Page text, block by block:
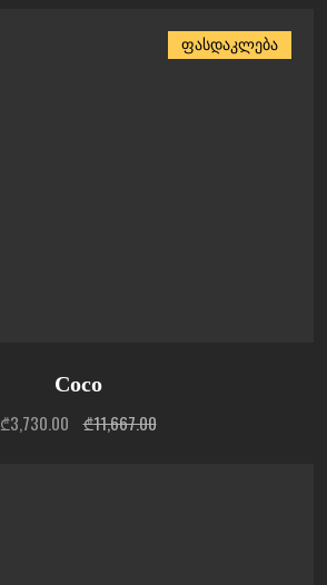
ფასდაკლება
Coco
₾3,730.00 ₾11,667.00